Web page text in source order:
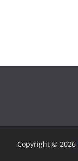
Copyright © 2026